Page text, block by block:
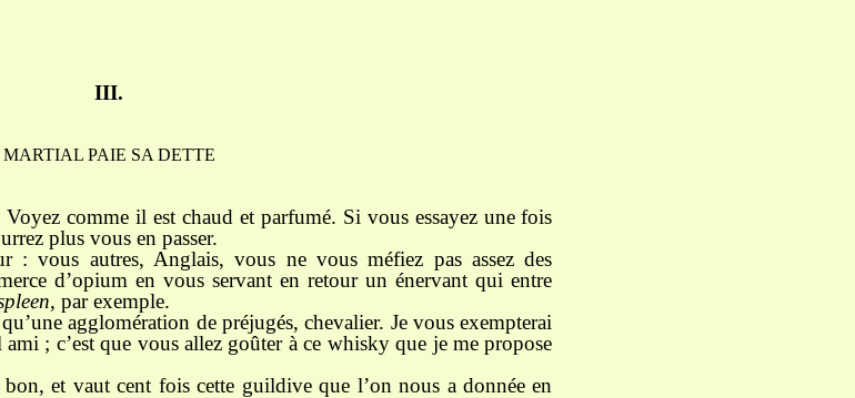
III.
MARTIAL PAIE SA DETTE
comme il est chaud et parfumé. Si vous essayez une fois
plus vous en passer.
: vous autres, Anglais, vous ne vous méfiez pas assez des
d’opium en vous servant en retour un énervant qui entre
, par exemple.
agglomération de préjugés, chevalier. Je vous exempterai
; c’est que vous allez goûter à ce whisky que je me propose
et vaut cent fois cette guildive que l’on nous a donnée en